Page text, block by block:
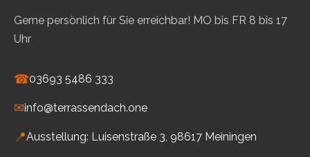
Gerne persönlich für Sie erreichbar! MO bis FR 8 bis 17
Uhr
☎03693 5486 333
✉info@terrassendach.one
📍Ausstellung: Luisenstraße 3, 98617 Meiningen